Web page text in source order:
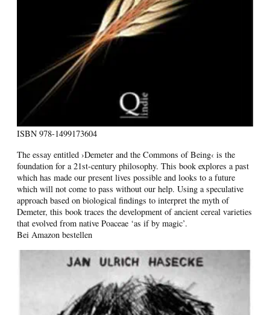
ISBN 978-1499173604
The essay entitled ›Demeter and the Commons of Being‹ is the
foundation for a 21st-century philosophy. This book explores a past
which has made our present lives possible and looks to a future
which will not come to pass without our help. Using a speculative
approach based on biological findings to interpret the myth of
Demeter, this book traces the development of ancient cereal varieties
that evolved from native Poaceae ‘as if by magic’.
Bei Amazon bestellen